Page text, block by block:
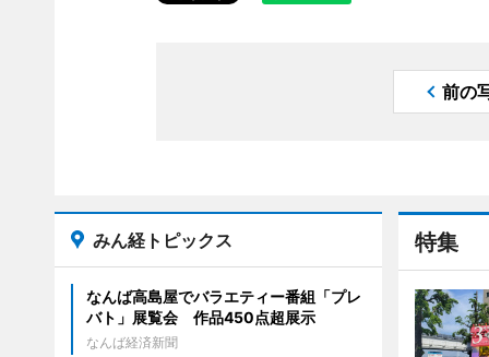
前の
特集
みん経トピックス
なんば高島屋でバラエティー番組「プレ
バト」展覧会 作品450点超展示
なんば経済新聞